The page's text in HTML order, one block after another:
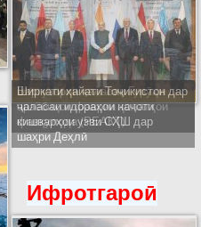
Ширкати ҳайати Тоҷикистон дар
ҷаласаи идораҳои наҷоти
кишварҳои узви СҲШ дар
шаҳри Деҳлӣ
Ифротгароӣ